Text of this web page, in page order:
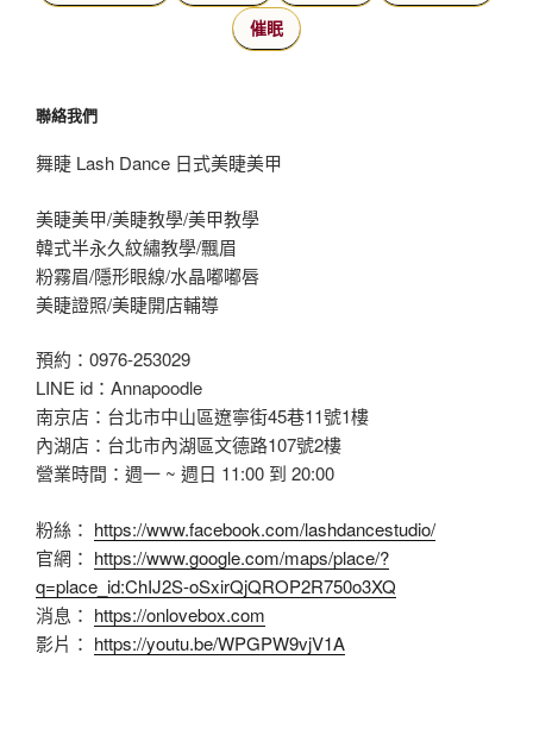
催眠
聯絡我們
舞睫 Lash Dance 日式美睫美甲
美睫美甲/美睫教學/美甲教學
韓式半永久紋繡教學/飄眉
粉霧眉/隱形眼線/水晶嘟嘟唇
美睫證照/美睫開店輔導
預約：0976-253029
LINE id：Annapoodle
南京店：台北市中山區遼寧街45巷11號1樓
內湖店：台北市內湖區文德路107號2樓
營業時間：週一 ~ 週日 11:00 到 20:00
粉絲： https://www.facebook.com/lashdancestudio/
官網： https://www.google.com/maps/place/?
q=place_id:ChIJ2S-oSxirQjQROP2R750o3XQ
消息： https://onlovebox.com
影片： https://youtu.be/WPGPW9vjV1A